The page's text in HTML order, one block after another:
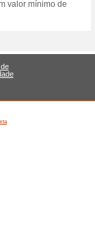
de